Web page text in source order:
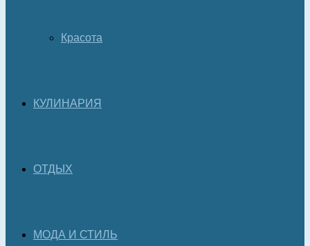
Красота
КУЛИНАРИЯ
ОТДЫХ
МОДА И СТИЛЬ